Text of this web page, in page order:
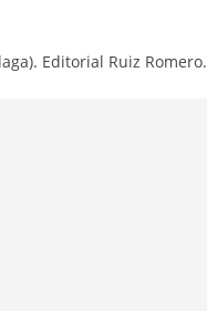
Editorial Ruiz Romero.